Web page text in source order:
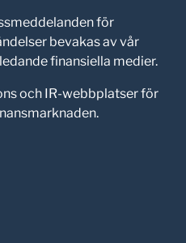
för
bevakas av vår
finansiella medier.
och IR-webbplatser för